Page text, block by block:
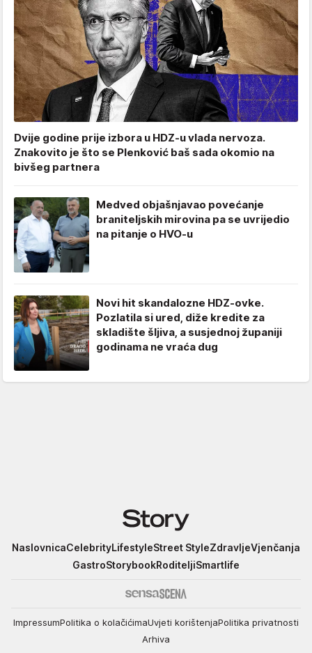
Dvije godine prije izbora u HDZ-u vlada nervoza.
Znakovito je što se Plenković baš sada okomio na
bivšeg partnera
Medved objašnjavao povećanje
braniteljskih mirovina pa se uvrijedio
na pitanje o HVO-u
Novi hit skandalozne HDZ-ovke.
Pozlatila si ured, diže kredite za
skladište šljiva, a susjednoj županiji
godinama ne vraća dug
Story
NaslovnicaCelebrityLifestyleStreet StyleZdravljeVjenčanja
GastroStorybookRoditeljiSmartlife
ImpressumPolitika o kolačićimaUvjeti korištenjaPolitika privatnosti
Arhiva